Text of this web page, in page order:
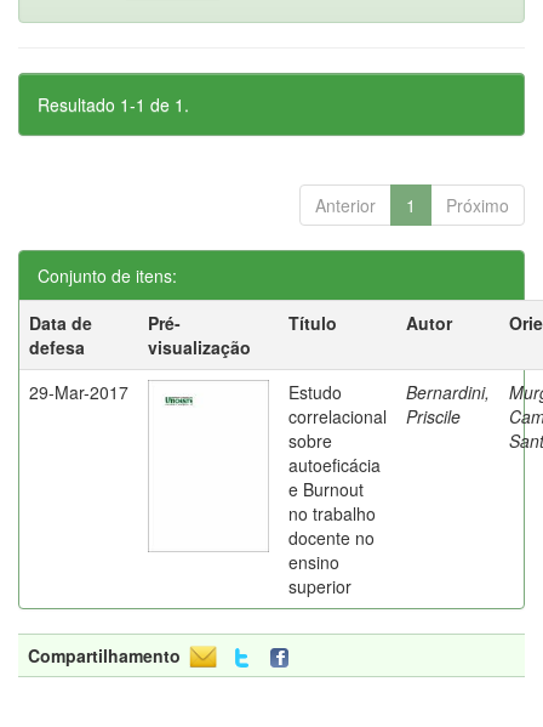
Resultado 1-1 de 1.
Anterior 1 Próximo
Conjunto de itens:
Data de
defesa
Pré-
visualização
Título Autor
29-Mar-2017
Estudo
correlacional
sobre
autoeficácia
e Burnout
no trabalho
docente no
ensino
superior
Bernardini,
Priscile
Compartilhamento